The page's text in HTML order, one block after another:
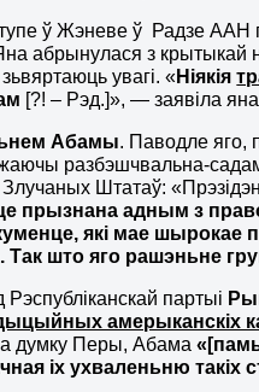
ў Жэневе ў Радзе ААН
абрынулася з крытыкай
увагі. «Ніякія
[?! – Рэд.]», — заявіла
Абамы. Паводле яго,
разбэшчвальна-
Штатаў:
прызнана адным з
енце, які мае шырокае
Так што яго рашэньне
партыі
амерыканскіх
думку Перы, Абама
іх ухваленьню такіх